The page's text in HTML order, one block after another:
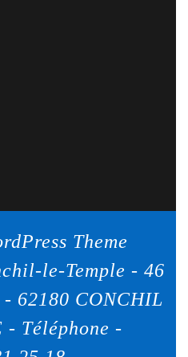
Theme
le-Temple - 46
62180 CONCHIL
- Téléphone -